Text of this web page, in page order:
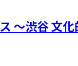
～渋谷 文